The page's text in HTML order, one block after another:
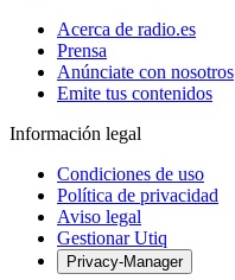
Acerca de radio.es
Prensa
Anúnciate con nosotros
Emite tus contenidos
Información legal
Condiciones de uso
Política de privacidad
Aviso legal
Gestionar Utiq
Privacy-Manager